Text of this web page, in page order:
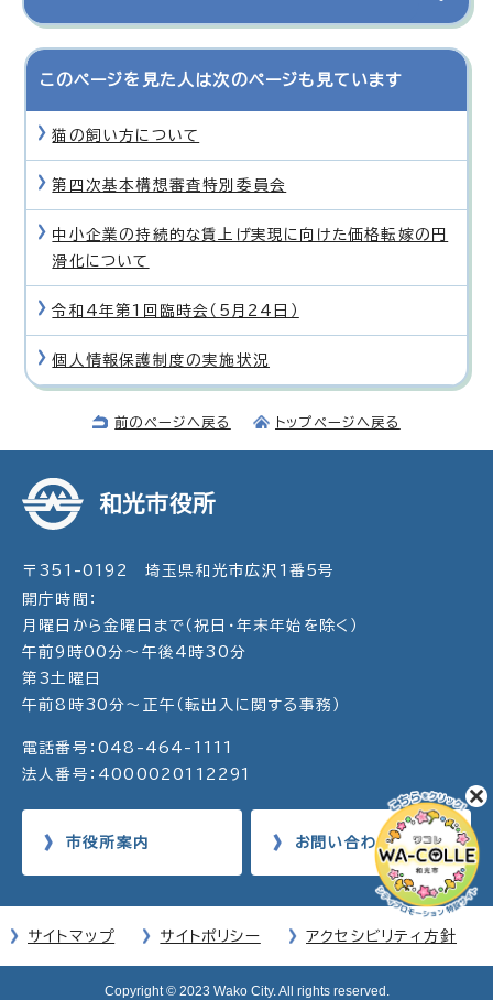
このページを見た人は次のページも見ています
猫の飼い方について
第四次基本構想審査特別委員会
中小企業の持続的な賃上げ実現に向けた価格転嫁の円
滑化について
令和4年第1回臨時会（5月24日）
個人情報保護制度の実施状況
前のページへ戻る トップページへ戻る
和光市役所
〒351-0192 埼玉県和光市広沢1番5号
開庁時間：
月曜日から金曜日まで（祝日・年末年始を除く）
午前9時00分～午後4時30分
第3土曜日
午前8時30分～正午（転出入に関する事務）
電話番号：048-464-1111
法人番号：4000020112291
市役所案内 お問い合わせ
サイトマップ サイトポリシー アクセシビリティ方針
Copyright © 2023 Wako City. All rights reserved.